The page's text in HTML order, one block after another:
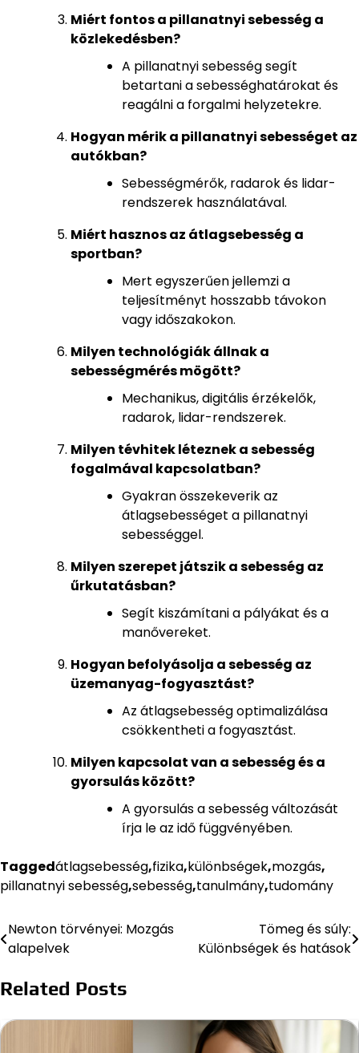
Miért fontos a pillanatnyi sebesség a
közlekedésben?
A pillanatnyi sebesség segít
betartani a sebességhatárokat és
reagálni a forgalmi helyzetekre.
Hogyan mérik a pillanatnyi sebességet az
autókban?
Sebességmérők, radarok és lidar-
rendszerek használatával.
Miért hasznos az átlagsebesség a
sportban?
Mert egyszerűen jellemzi a
teljesítményt hosszabb távokon
vagy időszakokon.
Milyen technológiák állnak a
sebességmérés mögött?
Mechanikus, digitális érzékelők,
radarok, lidar-rendszerek.
Milyen tévhitek léteznek a sebesség
fogalmával kapcsolatban?
Gyakran összekeverik az
átlagsebességet a pillanatnyi
sebességgel.
Milyen szerepet játszik a sebesség az
űrkutatásban?
Segít kiszámítani a pályákat és a
manővereket.
Hogyan befolyásolja a sebesség az
üzemanyag-fogyasztást?
Az átlagsebesség optimalizálása
csökkentheti a fogyasztást.
Milyen kapcsolat van a sebesség és a
gyorsulás között?
A gyorsulás a sebesség változását
írja le az idő függvényében.
Taggedátlagsebesség,fizika,különbségek,mozgás,
pillanatnyi sebesség,sebesség,tanulmány,tudomány
Bejegyzés
navigáció
Newton törvényei: Mozgás
alapelvek
Tömeg és súly:
Különbségek és hatások
Related Posts